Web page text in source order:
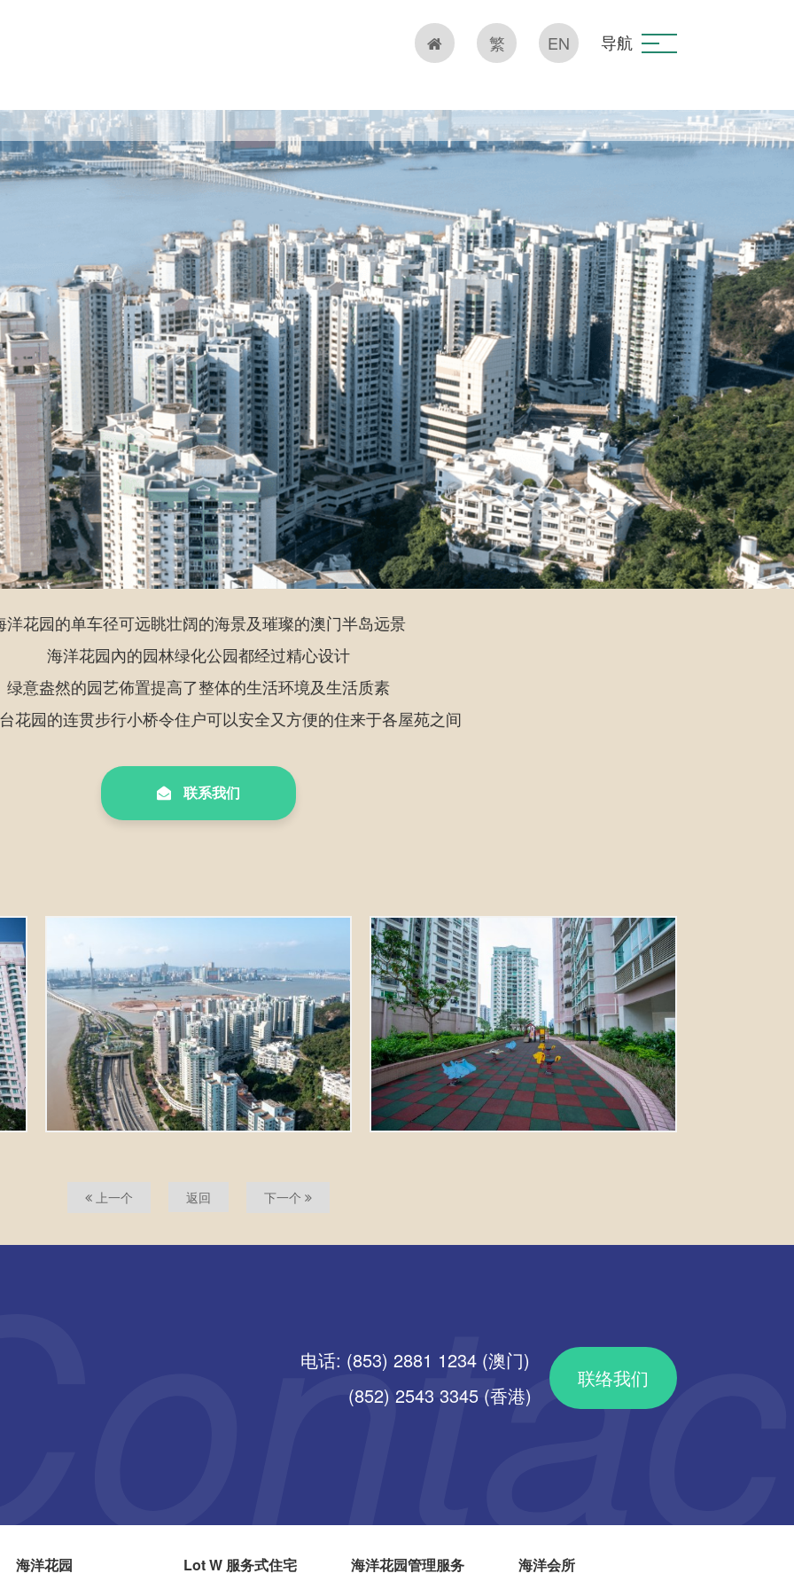
繁 EN 导航
洋花园的单车径可远眺壮阔的海景及璀璨的澳门半岛远景
海洋花园內的园林绿化公园都经过精心设计
绿意盎然的园艺佈置提高了整体的生活环境及生活质素
花园的连贯步行小桥令住户可以安全又方便的住来于各屋苑之间
联系我们
上一个 返回 下一个
电话: (853) 2881 1234 (澳门)
(852) 2543 3345 (香港)
联络我们
海洋花园 Lot W 服务式住宅 海洋花园管理服务 海洋会所